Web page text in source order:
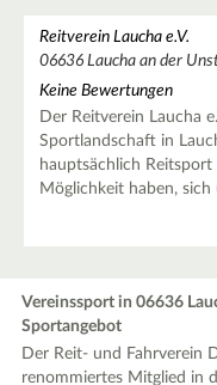
Reitverein Laucha e.V.
06636 Laucha an der
Keine Bewertungen
Der Reitverein Laucha
Sportlandschaft in
hauptsächlich
Möglichkeit haben, sich
Vereinssport in 06636
Sportangebot
Der Reit- und Fahrverein
renommiertes Mitglied in